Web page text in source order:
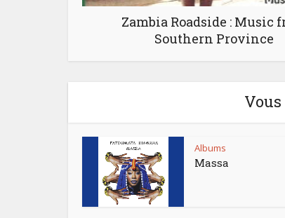
Zambia Roadside : Music
Southern Province
Albums
Massa